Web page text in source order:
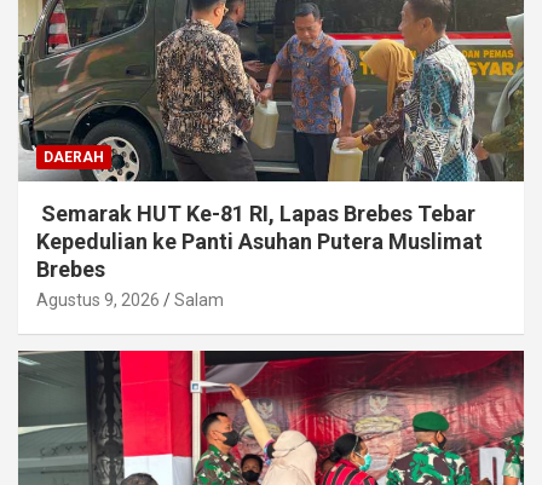
DAERAH
Semarak HUT Ke-81 RI, Lapas Brebes Tebar
Kepedulian ke Panti Asuhan Putera Muslimat
Brebes
Agustus 9, 2026 Salam